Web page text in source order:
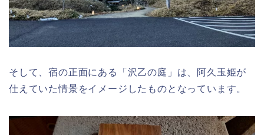
そして、宿の正面にある「沢乙の庭」は、阿久玉姫が
仕えていた情景をイメージしたものとなっています。